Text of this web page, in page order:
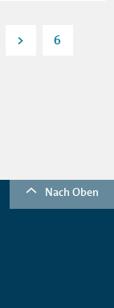
> 6
Nach Oben